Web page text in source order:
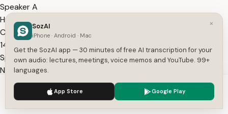
Speaker A
Hm. Ça sent le brûlet. Ça sent le brûlet. Ça sent le brûlet.
C'est dehors ? Ah non, c'est pas dehors.
14:42
Speaker A
Non non, c'est dedans ma voiture sans le brûler. Tu as pas
oublié le frein à main quand même ? Le frein à main. J'ai oublié
le frein à main. Bon, qu'est-ce que je fais ? Tu l'enlèves. Il y a
plus
We use cookies to enhance your experience.
×
SozAI
iPhone · Android · Mac
Get the SozAI app — 30 minutes of free AI transcription for your
own audio: lectures, meetings, voice memos and YouTube. 99+
languages.
App Store Google Play